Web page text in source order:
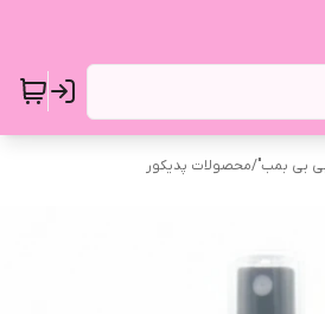
بی بمب"/محصولات پدیکور